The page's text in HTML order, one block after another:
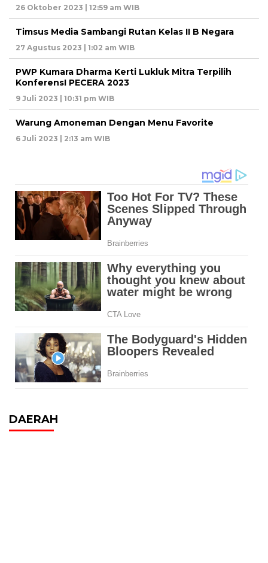
26 Oktober 2023 | 12:59 am WIB
Timsus Media Sambangi Rutan Kelas II B Negara
27 Agustus 2023 | 1:02 am WIB
PWP Kumara Dharma Kerti Lukluk Mitra Terpilih
KonferensI PECERA 2023
9 Juli 2023 | 10:31 pm WIB
Warung Amoneman Dengan Menu Favorite
6 Juli 2023 | 2:13 am WIB
DAERAH